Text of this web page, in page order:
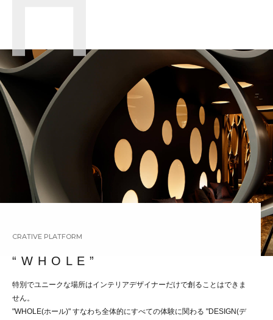
CRATIVE PLATFORM
“ W H O L E ”
特別でユニークな場所はインテリアデザイナーだけで創ることはできま
せん。
"WHOLE(ホール)" すなわち全体的にすべての体験に関わる "DESIGN(デ